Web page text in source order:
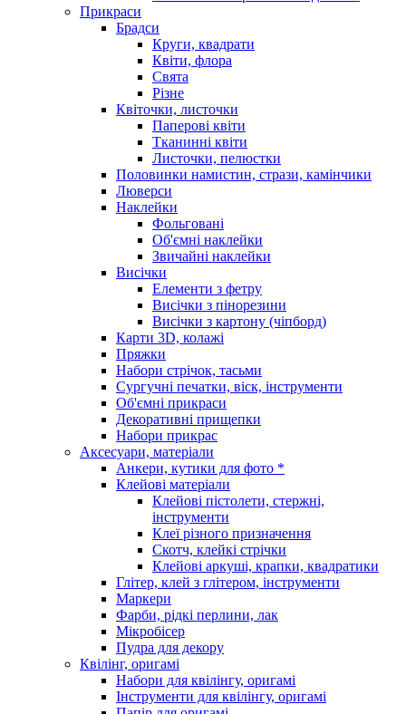
Прикраси
Брадси
Круги, квадрати
Квіти, флора
Свята
Різне
Квіточки, листочки
Паперові квіти
Тканинні квіти
Листочки, пелюстки
Половинки намистин, стрази, камінчики
Люверси
Наклейки
Фольговані
Об'ємні наклейки
Звичайні наклейки
Висічки
Елементи з фетру
Висічки з пінорезини
Висічки з картону (чіпборд)
Карти 3D, колажі
Пряжки
Набори стрічок, тасьми
Сургучні печатки, віск, інструменти
Об'ємні прикраси
Декоративні прищепки
Набори прикрас
Аксесуари, матеріали
Анкери, кутики для фото *
Клейові матеріали
Клейові пістолети, стержні,
інструменти
Клеї різного призначення
Скотч, клейкі стрічки
Клейові аркуші, крапки, квадратики
Глітер, клей з глітером, інструменти
Маркери
Фарби, рідкі перлини, лак
Мікробісер
Пудра для декору
Квілінг, оригамі
Набори для квілінгу, оригамі
Інструменти для квілінгу, оригамі